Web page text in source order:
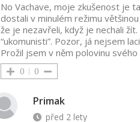
No Vachave, moje zkušenost je
dostali v minulém režimu
že je nezavřeli, když je nechali
“ukomunisti”. Pozor, já nejsem
Prožil jsem v něm polovinu
0 0
Primak
před 2 lety